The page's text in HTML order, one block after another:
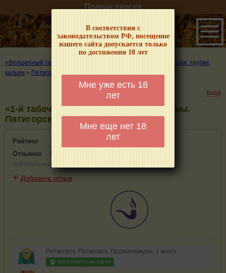
В соответствии с
законодательством РФ, посещение
нашего сайта допускается только
по достижении 18 лет
Мне уже есть 18
лет
Мне еще нет 18
лет
Полная версия
«Волшебный табачок» – о табаке и курении
Где купить табак, трубки,
кальян » Пятигорск
Вход
«1-й табачный» - информация и отзывы.
Пятигорск
Рейтинг
0(0)
Отзывов
0
нейтральных
+ Добавить отзыв
Пятигорск, Пятигорск, Орджоникидзе, 1 киоск
посмотреть на карте